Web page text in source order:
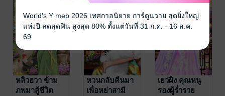
หลิวฮวา ข้าม
ภพมาสู้ชีวิต
หวนกลับคืนมา
เพื่อหย่าสามี
เยว่ผิง คุณหนู
รองผู้ร่ำรวย
World's Y meb 2026 เทศกาลนิยาย การ์ตูนวาย สุดยิ่งใหญ่
แห่งปี ลดสุดฟิน สูงสุด 80% ตั้งแต่วันที่ 31 ก.ค. - 16 ส.ค.
69